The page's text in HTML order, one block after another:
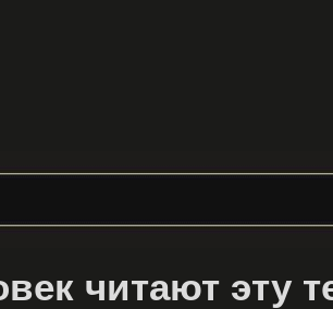
читают эту